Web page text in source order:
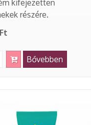
kifejezetten
részére.
Bővebben